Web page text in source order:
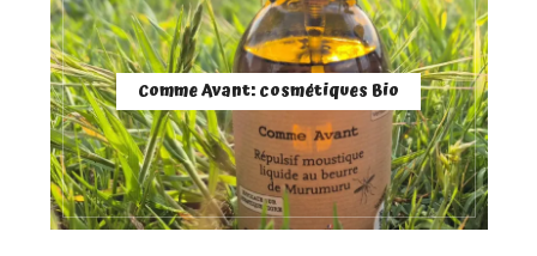
Comme Avant: cosmétiques Bio